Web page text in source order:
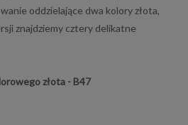
oddzielające dwa kolory złota,
znajdziemy cztery delikatne
złota - B47